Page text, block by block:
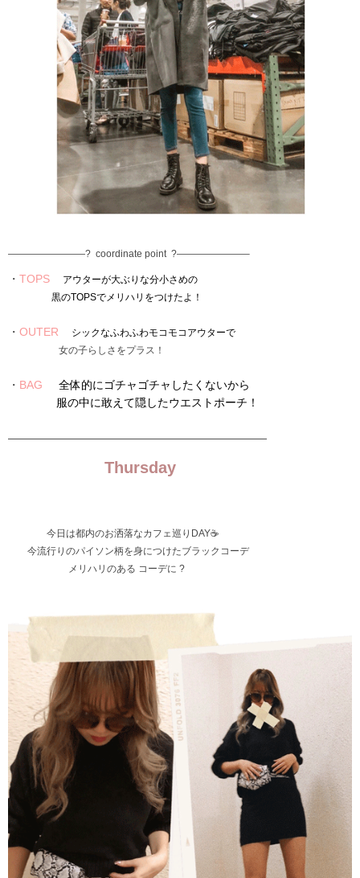
————————? coordinate point ?———————–
・ TOPS
アウターが大ぶりな分小さめの
黒のTOPSでメリハリをつけたよ！
・ OUTER
シックなふわふわモコモコアウターで
女の子らしさをプラス！
・ BAG 全体的にゴチャゴチャしたくないから
服の中に敢えて隠したウエストポーチ！
———————————————————————
Thursday
今日は都内のお洒落なカフェ巡りDAY☕️
今流行りのパイソン柄を身につけたブラックコーデ
メリハリのある コーデに ?